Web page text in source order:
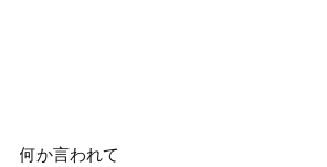
何か言われて